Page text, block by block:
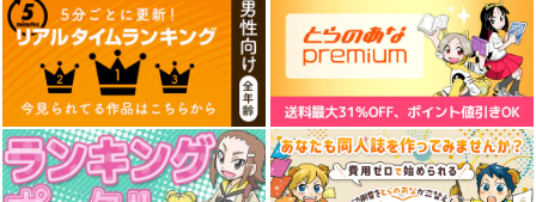
宇宙戦艦ヤマト2205
妄想篇
富士原屋
660円（税込）
サンプル
Rice 2
夜明食堂
787円（税込）
サンプル
draft10
スタジオdraft
1,100円（税込）
サンプル